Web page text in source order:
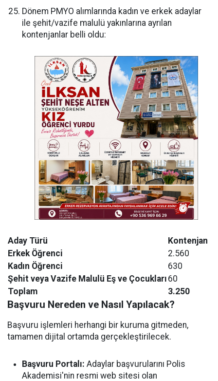
Dönem PMYO alımlarında kadın ve erkek adaylar
ile şehit/vazife malulü yakınlarına ayrılan
kontenjanlar belli oldu:
Aday Türü
Kontenjan
Erkek Öğrenci
2.560
Kadın Öğrenci
630
Şehit veya Vazife Malulü Eş ve Çocukları 60
Toplam
3.250
Başvuru Nereden ve Nasıl Yapılacak?
Başvuru işlemleri herhangi bir kuruma gitmeden,
tamamen dijital ortamda gerçekleştirilecek.
Başvuru Portalı: Adaylar başvurularını Polis
Akademisi'nin resmi web sitesi olan